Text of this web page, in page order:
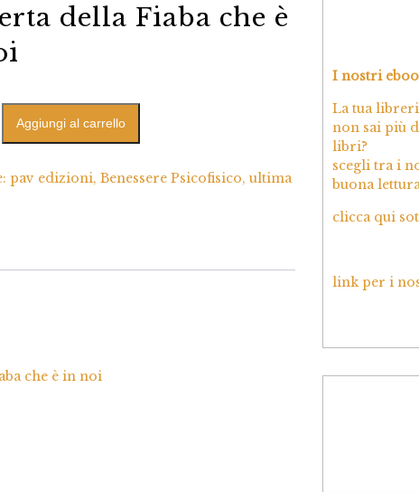
della Fiaba che è
Aggiungi al carrello
pav edizioni, Benessere Psicofisico, ultima
che è in noi
I nostri
La tua
non sai più
libri?
scegli tra i
buona
clicca qui
link per i